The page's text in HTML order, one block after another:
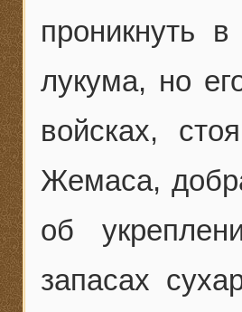
проникнуть
лукума, но
войсках,
Жемаса,
об
запасах